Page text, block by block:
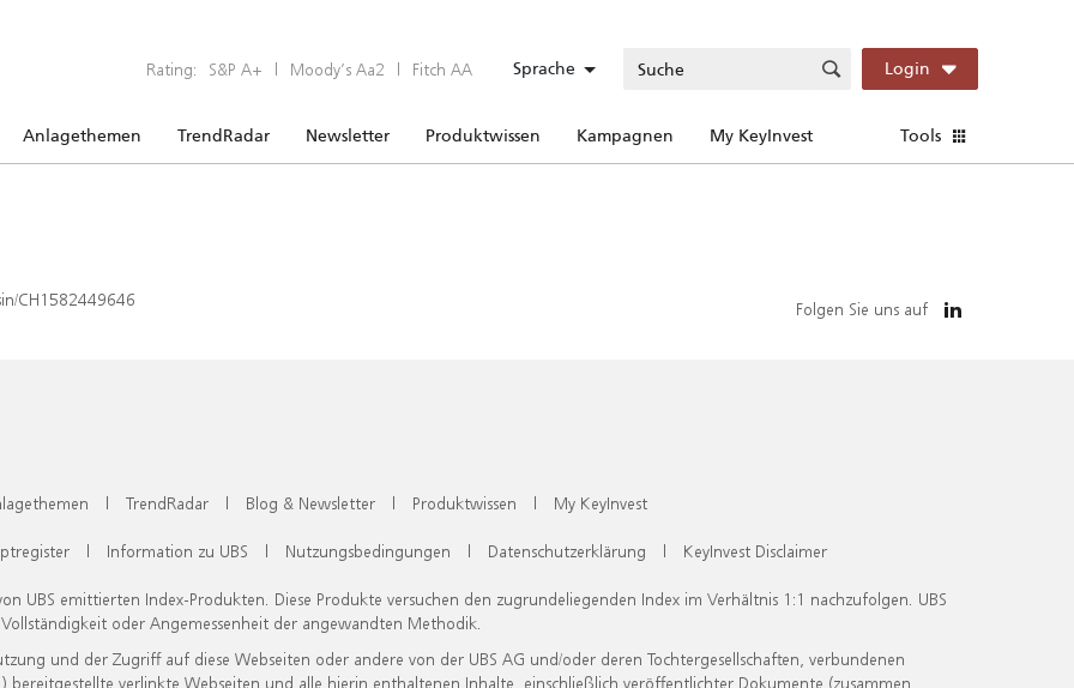
Rating: S&P A+ | Moody’s Aa2 | Fitch AA Sprache Login
Anlagethemen TrendRadar Newsletter Produktwissen Kampagnen My KeyInvest Tools
CH1582449646 Folgen Sie uns auf
| TrendRadar | Blog & Newsletter | Produktwissen | My KeyInvest
| Information zu UBS | Nutzungsbedingungen | Datenschutzerklärung | KeyInvest Disclaimer
UBS emittierten Index-Produkten. Diese Produkte versuchen den zugrundeliegenden Index im Verhältnis 1:1 nachzufolgen. UBS
oder Angemessenheit der angewandten Methodik.
und der Zugriff auf diese Webseiten oder andere von der UBS AG und/oder deren Tochtergesellschaften, verbundenen
verlinkte Webseiten und alle hierin enthaltenen Inhalte, einschließlich veröffentlichter Dokumente (zusammen